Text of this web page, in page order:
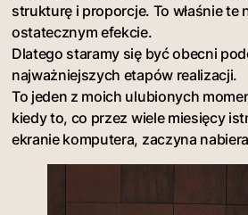
strukturę i proporcje. To właśnie te
ostatecznym efekcie.
Dlatego staramy się być obecni
najważniejszych etapów realizacji.
To jeden z moich ulubionych
kiedy to, co przez wiele miesięcy
ekranie komputera, zaczyna